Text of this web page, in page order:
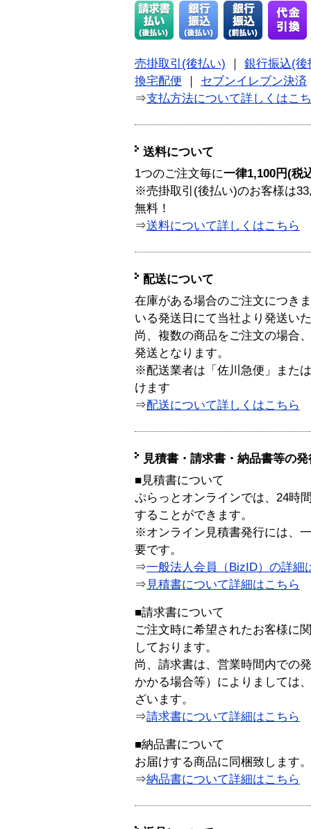
売掛取引(後払い)
銀行振込(後
換宅配便
セブンイレブン決済
⇒支払方法について詳しくはこ
送料について
1つのご注文毎に一律1,100円(税
※売掛取引(後払い)のお客様は
無料！
⇒送料について詳しくはこちら
配送について
在庫がある場合のご注文につき
いる発送日にて当社より発送い
尚、複数の商品をご注文の場合
発送となります。
※配送業者は「佐川急便」また
けます
⇒配送について詳しくはこちら
見積書・請求書・納品書等の
■見積書について
ぷらっとオンラインでは、24時
することができます。
※オンライン見積書発行には、
要です。
⇒一般法人会員（BizID）の詳細
⇒ 見積書について詳細はこちら
■請求書について
ご注文時に希望されたお客様に
しております。
尚、請求書は、営業時間内での
かかる場合等）によりましては
ざいます。
⇒請求書について詳細はこちら
■納品書について
お届けする商品に同梱致します。
⇒納品書について詳細はこちら